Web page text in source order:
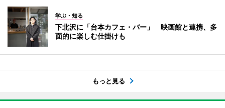
学ぶ・知る
下北沢に「台本カフェ・バー」 映画館と連携、多
面的に楽しむ仕掛けも
もっと見る